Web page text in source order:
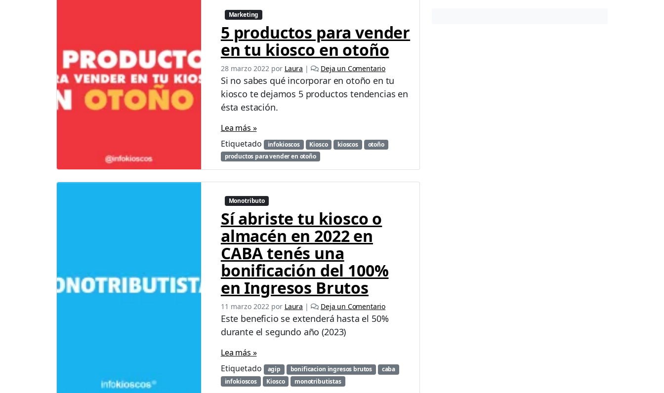
y
f
r
í
s
n
k
o
s
Marketing
5 productos para vender
en tu kiosco en otoño
28 marzo 2022por Laura | Deja un Comentario
Si no sabes qué incorporar en otoño en tu
kiosco te dejamos 5 productos tendencias en
ésta estación.
Lea más »
Etiquetado
infokioscos Kiosco kioscos
otoño
productos para vender en otoño
Monotributo
Sí abriste tu kiosco o
almacén en 2022 en
CABA tenés una
bonificación del 100%
en Ingresos Brutos
11 marzo 2022por Laura | Deja un Comentario
Este beneficio se extenderá hasta el 50%
durante el segundo año (2023)
Lea más »
Etiquetado
agip bonificacion ingresos brutos
caba
infokioscos
Kiosco monotributistas